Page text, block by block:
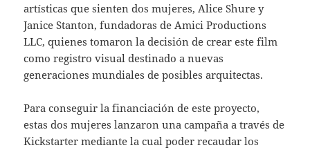
artísticas que sienten dos mujeres, Alice Shure y
Janice Stanton, fundadoras de Amici Productions
LLC, quienes tomaron la decisión de crear este film
como registro visual destinado a nuevas
generaciones mundiales de posibles arquitectas.
Para conseguir la financiación de este proyecto,
estas dos mujeres lanzaron una campaña a través de
Kickstarter mediante la cual poder recaudar los